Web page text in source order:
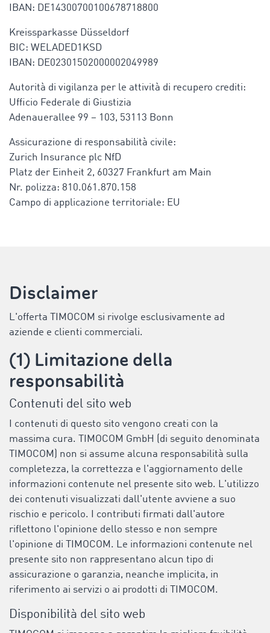
IBAN: DE14300700100678718800
Kreissparkasse Düsseldorf
BIC: WELADED1KSD
IBAN: DE02301502000002049989
Autorità di vigilanza per le attività di recupero crediti:
Ufficio Federale di Giustizia
Adenauerallee 99 – 103, 53113 Bonn
Assicurazione di responsabilità civile:
Zurich Insurance plc NfD
Platz der Einheit 2, 60327 Frankfurt am Main
Nr. polizza: 810.061.870.158
Campo di applicazione territoriale: EU
Disclaimer
L'offerta TIMOCOM si rivolge esclusivamente ad
aziende e clienti commerciali.
(1) Limitazione della
responsabilità
Contenuti del sito web
I contenuti di questo sito vengono creati con la
massima cura. TIMOCOM GmbH (di seguito denominata
TIMOCOM) non si assume alcuna responsabilità sulla
completezza, la correttezza e l'aggiornamento delle
informazioni contenute nel presente sito web. L'utilizzo
dei contenuti visualizzati dall'utente avviene a suo
rischio e pericolo. I contributi firmati dall'autore
riflettono l'opinione dello stesso e non sempre
l'opinione di TIMOCOM. Le informazioni contenute nel
presente sito non rappresentano alcun tipo di
assicurazione o garanzia, neanche implicita, in
riferimento ai servizi o ai prodotti di TIMOCOM.
Disponibilità del sito web